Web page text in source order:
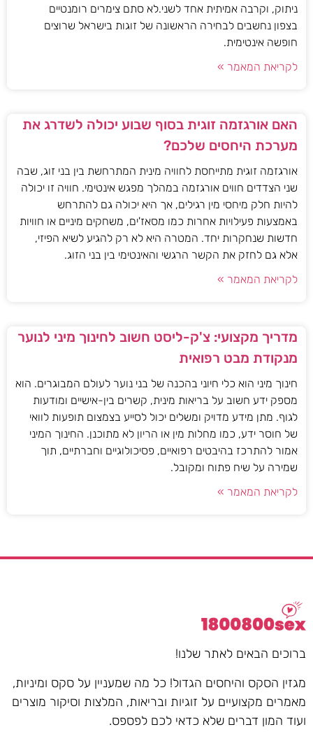
ניתוק, וקרבה אמיתית אחד לשני.לא סתם צימרים רומנטיים
בצפון נחשבים לבחירה הראשונה של זוגות בישראל שרוצים
חופשה אינטימית.
לקריאת המאמר »
האם אורגזמה זוגית בסוף שבוע יכולה לשדרג את
מערכת היחסים שלכם?
אורגזמה זוגית מתייחסת לחוויה מינית המתרחשת בין בני זוג, שבה
שני הצדדים חווים אורגזמה במהלך מפגש אינטימי. חוויה זו יכולה
להיות חלק מיחסי מין רגילים, אך היא יכולה גם להתרחש
באמצעות פעילויות אחרות כמו מסאז'ים, משחקים מיניים או חוויות
חדשות שנחקרות יחד. המטרה היא לא רק להגיע לשיא הפיזי,
אלא גם לחזק את הקשר הרגשי והאינטימי בין בני הזוג.
לקריאת המאמר »
מדריך מקצועי: צ'ק-ליסט חשוב לחינוך מיני לנוער
מנקודת מבט רפואית
חינוך מיני הוא כלי חיוני בהכנה של בני נוער לעולם המבוגרים. הוא
מספק ידע חשוב על בריאות מינית, קשרים בין-אישיים ומודעות
לגוף. מתן מידע מדויק ומשלים יכול לסייע בצמצום תופעות לוואי
של חוסר ידע, כמו מחלות מין או הריון לא מתוכנן. החינוך המיני
אמור להתרכז בהיבטים רפואיים, פסיכולוגיים וחברתיים, תוך
שמירה על שיח פתוח ומקובל.
לקריאת המאמר »
ברוכים הבאים לאתר שלנו!
מגזין הסקס והיחסים הגדול! כל מה שמעניין על סקס ומיניות,
מאמרים מקצועיים על זוגיות ובריאות, המלצות וסיקור מוצרים
ועוד המון דברים שלא כדאי לכם לפספס.